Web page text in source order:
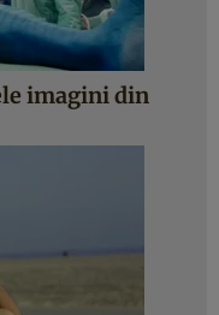
imagini din